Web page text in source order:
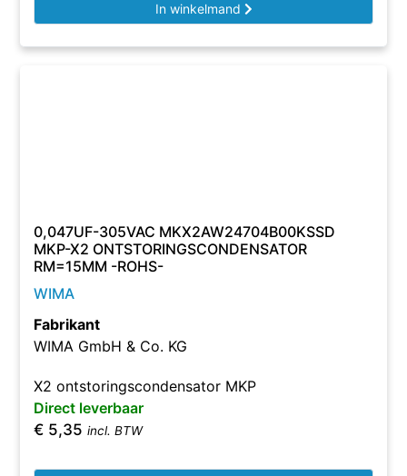
In winkelmand
0,047UF-305VAC MKX2AW24704B00KSSD
MKP-X2 ONTSTORINGSCONDENSATOR
RM=15MM -ROHS-
WIMA
Fabrikant
WIMA GmbH & Co. KG
X2 ontstoringscondensator MKP
Direct leverbaar
€ 5,35 incl. BTW